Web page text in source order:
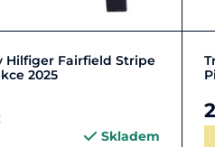
S/36 XS/34
Hilfiger Fairfield Stripe
2025
Skladem